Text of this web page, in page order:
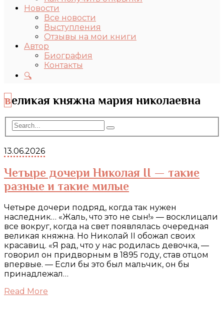
Новости
Все новости
Выступления
Отзывы на мои книги
Автор
Биография
Контакты
🔍
великая княжна мария николаевна
13.06.2026
Четыре дочери Николая II — такие
разные и такие милые
Четыре дочери подряд, когда так нужен
наследник… «Жаль, что это не сын!» — восклицали
все вокруг, когда на свет появлялась очередная
великая княжна. Но Николай II обожал своих
красавиц. «Я рад, что у нас родилась девочка, —
говорил он придворным в 1895 году, став отцом
впервые. — Если бы это был мальчик, он бы
принадлежал…
Read More